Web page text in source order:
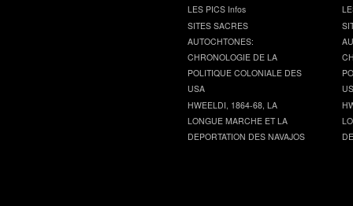
LES PICS Infos
SITES SACRES
AUTOCHTONES:
CHRONOLOGIE DE LA
POLITIQUE COLONIALE DES
USA
HWEELDI, 1864-68, LA
LONGUE MARCHE ET LA
DEPORTATION DES NAVAJOS